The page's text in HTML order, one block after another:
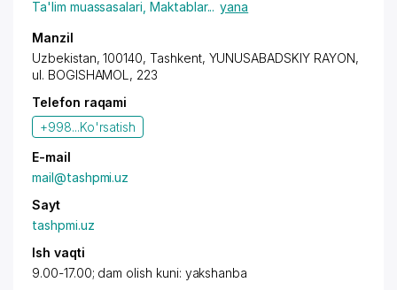
Ta'lim muassasalari Maktablar... yana
Manzil
Uzbekistan, 100140, Tashkent, YUNUSABADSKIY RAYON,
ul. BOGISHAMOL, 223
Telefon raqami
+998...Ko'rsatish
E-mail
mail@tashpmi.uz
Sayt
tashpmi.uz
Ish vaqti
9.00-17.00; dam olish kuni: yakshanba